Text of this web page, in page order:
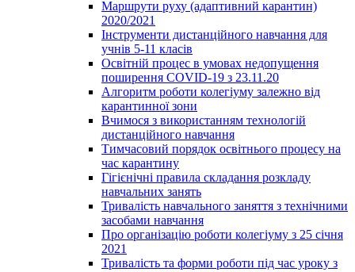
Маршрути руху (адаптивний карантин)
2020/2021
Інструменти дистанційного навчання для
учнів 5-11 класів
Освітній процес в умовах недопущення
поширення COVID-19 з 23.11.20
Алгоритм роботи колегіуму залежно від
карантинної зони
Вчимося з використанням технологій
дистанційного навчання
Тимчасовий порядок освітнього процесу на
час карантину
Гігієнічні правила складання розкладу
навчальних занять
Тривалість навчального заняття з технічними
засобами навчання
Про організацію роботи колегіуму з 25 січня
2021
Тривалість та форми роботи під час уроку з